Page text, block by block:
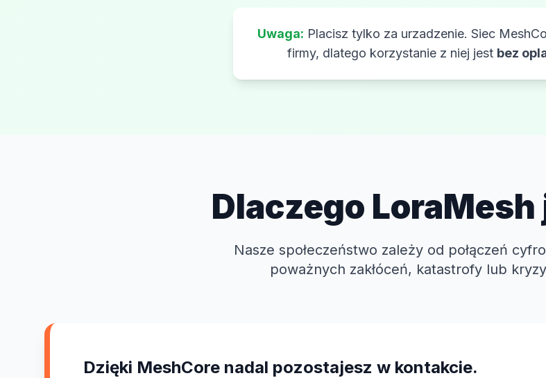
Uwaga: Placisz tylko za urzadzenie. Siec
firmy, dlatego korzystanie z niej jest bez
Dlaczego
Nasze społeczeństwo zależy od połączeń
poważnych zakłóceń, katastrofy lub
Dzięki MeshCore nadal pozostajesz w kontakcie.